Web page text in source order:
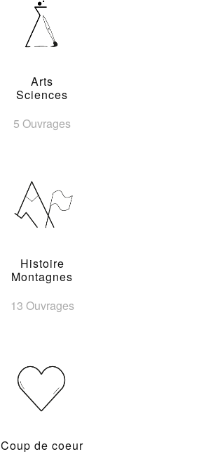
Arts
Sciences
5 Ouvrages
Histoire
Montagnes
13 Ouvrages
Coup de coeur